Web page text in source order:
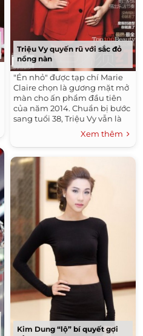
Triệu Vy quyến rũ với sắc đỏ
nồng nàn
"Én nhỏ" được tạp chí Marie
Claire chọn là gương mặt mở
màn cho ấn phẩm đầu tiên
của năm 2014. Chuẩn bị bước
sang tuổi 38, Triệu Vy vẫn là
mỹ nhân của showbiz Hoa
ngữ với nhan sắc mặn mà,
quyến...
Xem thêm
Kim Dung “lộ” bí quyết gợi